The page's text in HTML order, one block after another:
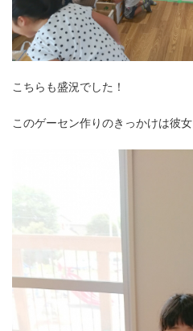
こちらも盛況でした！
このゲーセン作りのきっかけは彼女